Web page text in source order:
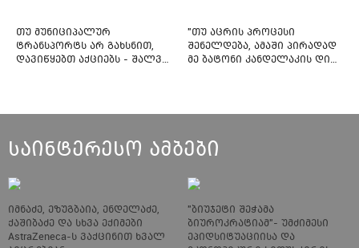
თუ მუნიციპალურ
ტრანსპორტს არ გახსნით,
დავიწყებთ აქციებს - შალვა
"თუ აცრის პროცესი
შენელდება, ამაში პირადად
მე ბატონი კანდელაკის დიდ
საინტერესო ამბები
იმნაძე, ეზუგბაია, ენდელაძე,
ქაშიბაძე და სხვა ექიმები
AstraZeneca-ს ვაქცინით ხვალ
"ბიუჯეტი შეჭამა
ბიუროკრატიამ"- უმძიმესი
ეპიდსიტუაციისა და